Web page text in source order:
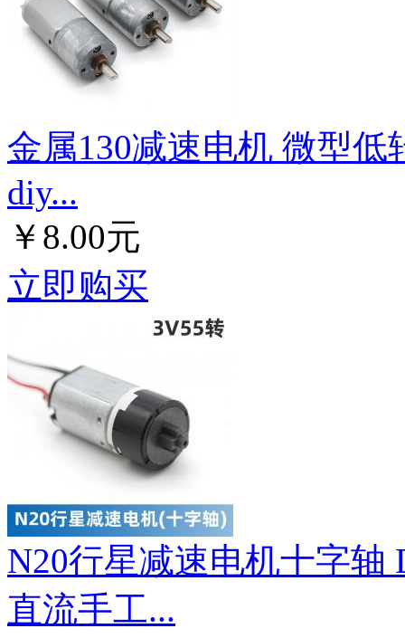
金属130减速电机 微型
diy...
￥8.00元
立即购买
N20行星减速电机十字
直流手工...